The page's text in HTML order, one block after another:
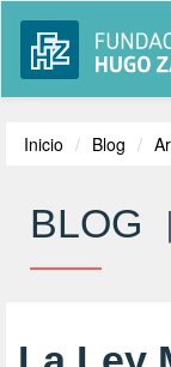
Inicio Blog
BLOG |